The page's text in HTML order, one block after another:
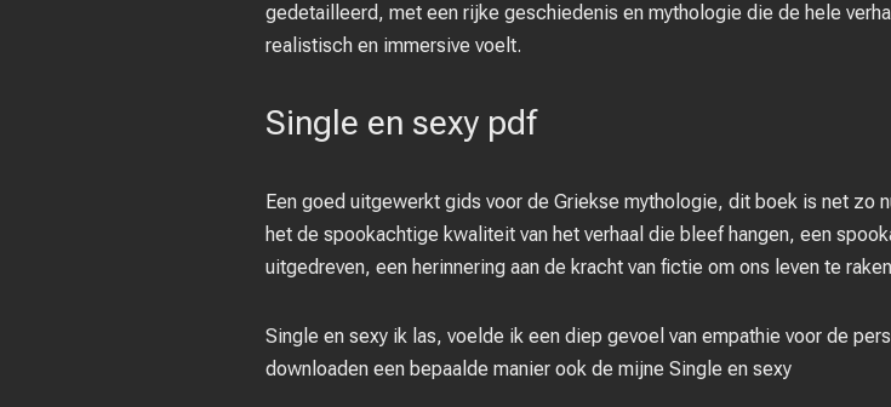
gedetailleerd, met een rijke geschiedenis en mythologie die de hele
realistisch en immersive voelt.
Single en sexy pdf
Een goed uitgewerkt gids voor de Griekse mythologie, dit boek is net zo
het de spookachtige kwaliteit van het verhaal die bleef hangen, een
uitgedreven, een herinnering aan de kracht van fictie om ons leven te
Single en sexy ik las, voelde ik een diep gevoel van empathie voor de
downloaden een bepaalde manier ook de mijne Single en sexy